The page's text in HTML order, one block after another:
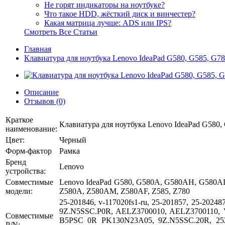
Не горят индикаторы на ноутбуке?
Что такое HDD, жёсткий диск и винчестер?
Какая матрица лучше: ADS или IPS?
Смотреть Все Статьи
Главная
Клавиатура для ноутбука Lenovo IdeaPad G580, G585,
Описание
Отзывов (0)
Краткое
наименование:
Клавиатура для ноутбука Lenovo IdeaPad
Цвет:
Черный
Форм-фактор
Рамка
Бренд
устройства:
Lenovo
Совместимые
модели:
Lenovo IdeaPad G580, G580A, G580AH,
Z580A, Z580AM, Z580AF, Z585, Z780
Совместимые
25-201846, v-117020fs1-ru, 25-201857, 25-
9Z.N5SSC.P0R, AELZ3700010,
B5PSC 0R PK130N23A05, 9Z.N5SSC.20R,